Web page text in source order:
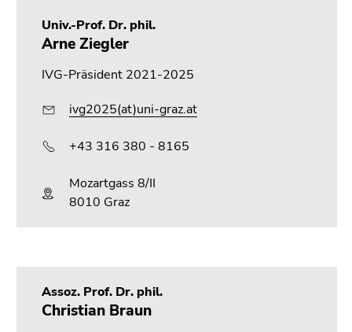
Univ.-Prof. Dr. phil.
Arne Ziegler
IVG-Präsident 2021-2025
ivg2025(at)uni-graz.at
+43 316 380 - 8165
Mozartgass 8/II
8010 Graz
Assoz. Prof. Dr. phil.
Christian Braun